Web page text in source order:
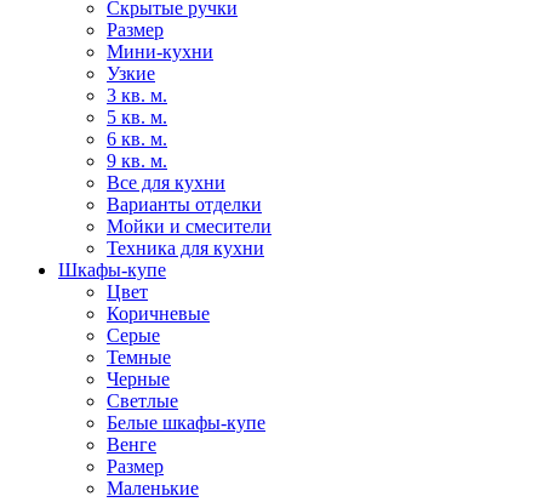
Скрытые ручки
Размер
Мини-кухни
Узкие
3 кв. м.
5 кв. м.
6 кв. м.
9 кв. м.
Все для кухни
Варианты отделки
Мойки и смесители
Техника для кухни
Шкафы-купе
Цвет
Коричневые
Серые
Темные
Черные
Светлые
Белые шкафы-купе
Венге
Размер
Маленькие